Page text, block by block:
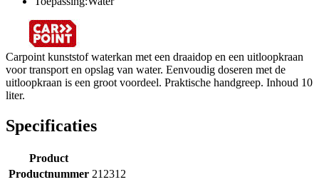
Carpoint kunststof waterkan met een draaidop en een uitloopkraan
voor transport en opslag van water. Eenvoudig doseren met de
uitloopkraan is een groot voordeel. Praktische handgreep. Inhoud 10
liter.
Specificaties
Product
Productnummer 212312